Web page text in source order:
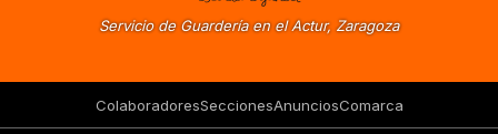
Servicio de Guardería en el Actur, Zaragoza
ColaboradoresSeccionesAnunciosComarca